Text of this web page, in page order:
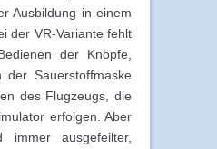
Ausbildung in einem
der VR-Variante fehlt
der Knöpfe,
Sauerstoffmaske
des Flugzeugs, die
erfolgen. Aber
immer ausgefeilter,